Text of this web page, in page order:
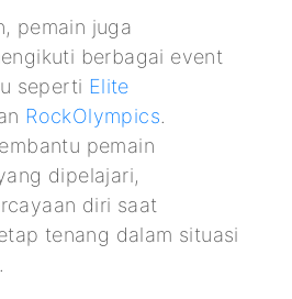
pemain juga
berbagai event
seperti Elite
RockOlympics.
pemain
dipelajari,
diri saat
tenang dalam situasi